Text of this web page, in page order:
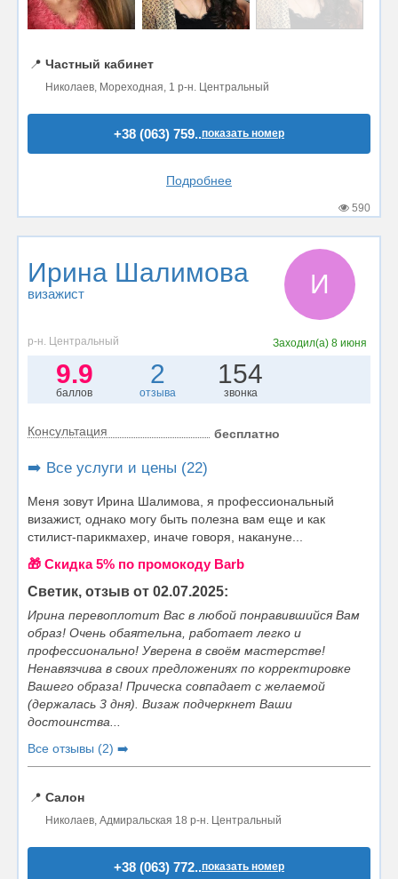
📍 Частный кабинет
Николаев, Мореходная, 1 р-н. Центральный
+38 (063) 759..показать номер
Подробнее
590
Ирина Шалимова
визажист И
р-н. Центральный Заходил(а)8 июня
9.9
баллов
2
отзыва
154
звонка
Консультация бесплатно
➡️ Все услуги и цены (22)
Меня зовут Ирина Шалимова, я профессиональный
визажист, однако могу быть полезна вам еще и как
стилист-парикмахер, иначе говоря, накануне...
🎁 Cкидка 5% по промокоду Barb
Светик, отзыв от 02.07.2025:
Ирина перевоплотит Вас в любой понравившийся Вам
образ! Очень обаятельна, работает легко и
профессионально! Уверена в своём мастерстве!
Ненавязчива в своих предложениях по корректировке
Вашего образа! Прическа совпадает с желаемой
(держалась 3 дня). Визаж подчеркнет Ваши
достоинства...
Все отзывы (2) ➡️
📍 Салон
Николаев, Адмиральская 18 р-н. Центральный
+38 (063) 772..показать номер